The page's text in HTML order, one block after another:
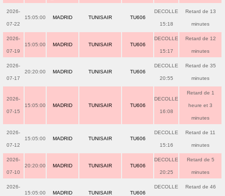
2026-
07-22
15:05:00 MADRID TUNISAIR TU606
DECOLLE
15:18
Retard de 13
minutes
2026-
07-19
15:05:00 MADRID TUNISAIR TU606
DECOLLE
15:17
Retard de 12
minutes
2026-
07-17
20:20:00 MADRID TUNISAIR TU606
DECOLLE
20:55
Retard de 35
minutes
2026-
07-15
15:05:00 MADRID TUNISAIR TU606
DECOLLE
16:08
Retard de 1
heure et 3
minutes
2026-
07-12
15:05:00 MADRID TUNISAIR TU606
DECOLLE
15:16
Retard de 11
minutes
2026-
07-10
20:20:00 MADRID TUNISAIR TU606
DECOLLE
20:25
Retard de 5
minutes
2026-
15:05:00 MADRID TUNISAIR TU606
DECOLLE Retard de 46